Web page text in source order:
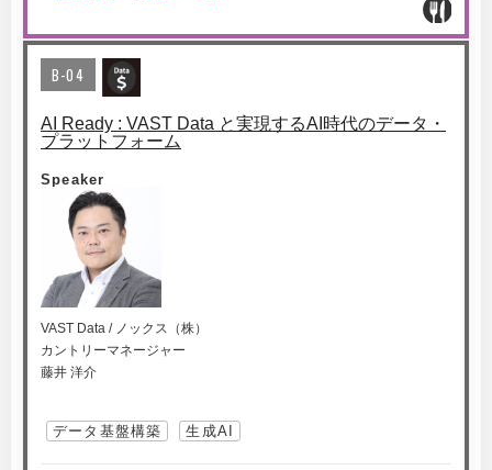
B-04
AI Ready : VAST Data と実現するAI時代のデータ・
プラットフォーム
Speaker
VAST Data / ノックス（株）
カントリーマネージャー
藤井 洋介
データ基盤構築 生成AI